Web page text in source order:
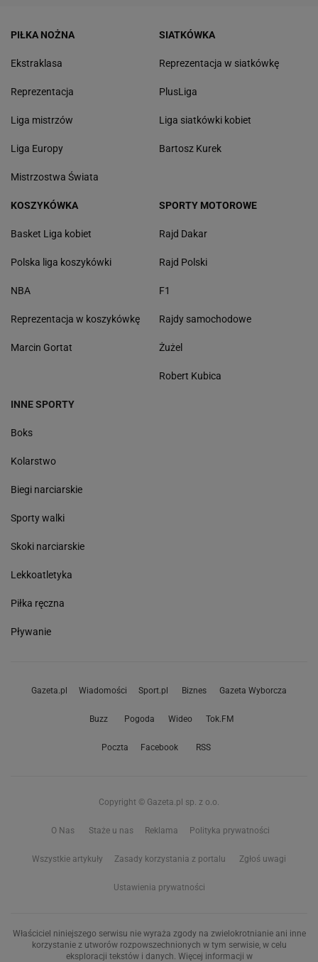
PIŁKA NOŻNA
Ekstraklasa
Reprezentacja
Liga mistrzów
Liga Europy
Mistrzostwa Świata
SIATKÓWKA
Reprezentacja w siatkówkę
PlusLiga
Liga siatkówki kobiet
Bartosz Kurek
KOSZYKÓWKA
Basket Liga kobiet
Polska liga koszykówki
NBA
Reprezentacja w koszykówkę
Marcin Gortat
SPORTY MOTOROWE
Rajd Dakar
Rajd Polski
F1
Rajdy samochodowe
Żużel
Robert Kubica
INNE SPORTY
Boks
Kolarstwo
Biegi narciarskie
Sporty walki
Skoki narciarskie
Lekkoatletyka
Piłka ręczna
Pływanie
Gazeta.pl Wiadomości Sport.pl Biznes Gazeta Wyborcza
Buzz Pogoda Wideo Tok.FM
Poczta Facebook RSS
Copyright © Gazeta.pl sp. z o.o.
O Nas Staże u nas Reklama Polityka prywatności
Wszystkie artykuły Zasady korzystania z portalu Zgłoś uwagi
Ustawienia prywatności
Właściciel niniejszego serwisu nie wyraża zgody na zwielokrotnianie ani inne
korzystanie z utworów rozpowszechnionych w tym serwisie, w celu
eksploracji tekstów i danych. Więcej informacji w